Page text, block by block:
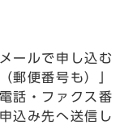
ールで申し込む
郵便番号も）」
話・ファクス番
込み先へ送信し